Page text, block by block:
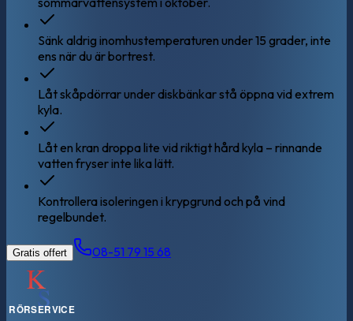
Sänk aldrig inomhustemperaturen under 15 grader, inte
ens när du är bortrest.
Låt skåpdörrar under diskbänkar stå öppna vid extrem
kyla.
Låt en kran droppa lite vid riktigt hård kyla – rinnande
vatten fryser inte lika lätt.
Kontrollera isoleringen i krypgrund och på vind
regelbundet.
Gratis offert 08-51 79 15 68